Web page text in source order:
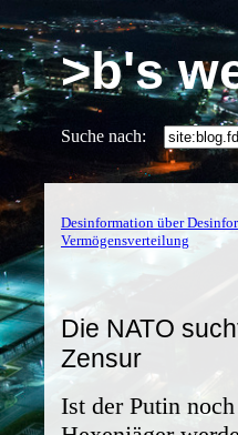
>b's
Suche nach:
Desinformation über
Vermögensverteilung
Die NATO
Zensur
Ist der Putin